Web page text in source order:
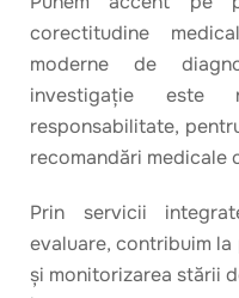
corectitudine
moderne de
investigație
responsabilitate,
recomandări medicale
Prin servicii
evaluare, contribuim
și monitorizarea stării